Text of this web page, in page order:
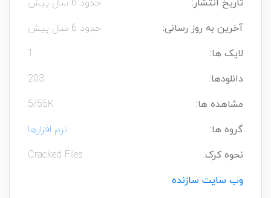
تاریخ انتشار:
حدود 6 سال پیش
آخرین به روز رسانی:
حدود 6 سال پیش
لایک ها:
1
دانلودها:
203
مشاهده ها:
5/55K
گروه ها:
نرم افزارها
نحوه کرک:
Cracked Files
وب سایت سازنده